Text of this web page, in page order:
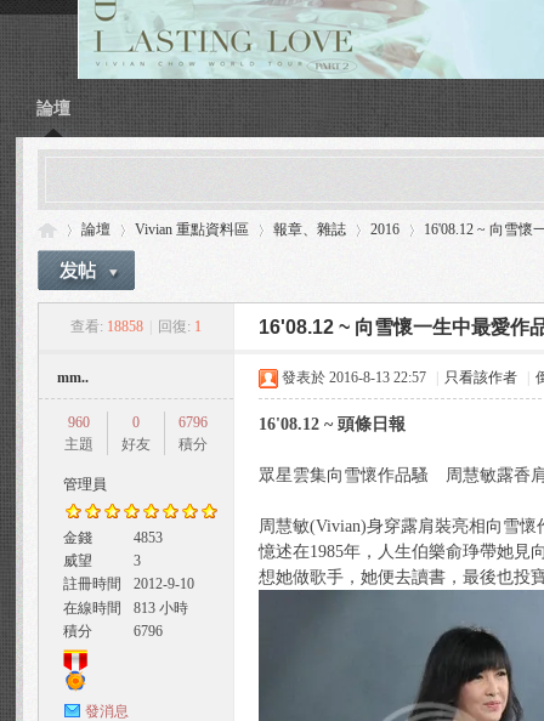
論壇
論壇
›
Vivian 重點資料區 報章、雜誌
›
2016
›
16'08.12 ~ 向雪懷
查看: 18858 回復: 1 16'08.12 ~ 向雪懷一生中最愛作
mm..
960
主題
0
好友
6796
積分
管理員
金錢
4853
威望
3
註冊時間
2012-9-10
在線時間
813 小時
積分
6796
發消息
發表於 2016-8-13 22:57 只看該作者
16'08.12 ~ 頭條日報
眾星雲集向雪懷作品騷 周慧敏露香
周慧敏(Vivian)身穿露肩裝亮相向雪
憶述在1985年，人生伯樂俞琤帶她見
想她做歌手，她便去讀書，最後也投